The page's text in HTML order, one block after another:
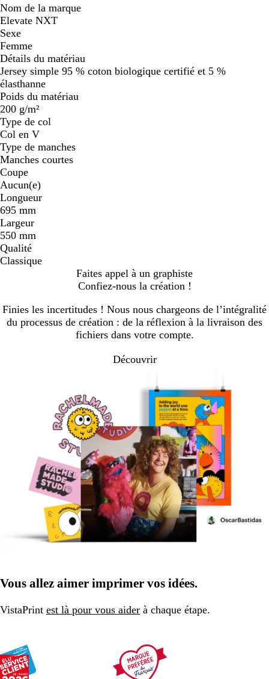
Nom de la marque
Elevate NXT
Sexe
Femme
Détails du matériau
Jersey simple 95 % coton biologique certifié et 5 %
élasthanne
Poids du matériau
200 g/m²
Type de col
Col en V
Type de manches
Manches courtes
Coupe
Aucun(e)
Longueur
695 mm
Largeur
550 mm
Qualité
Classique
Faites appel à un graphiste
Confiez-nous la création !
Finies les incertitudes ! Nous nous chargeons de l’intégralité
du processus de création : de la réflexion à la livraison des
fichiers dans votre compte.
Découvrir
Vous allez aimer imprimer vos idées.
VistaPrint est là pour vous aider à chaque étape.